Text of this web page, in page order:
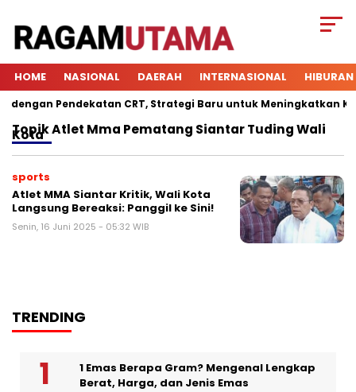
HOME NASIONAL DAERAH INTERNASIONAL HIBURAN
Pendekatan CRT, Strategi Baru untuk Meningkatkan
TopikAtlet Mma Pematang Siantar Tuding Wali
Kota
sports
Atlet MMA Siantar Kritik, Wali Kota
Langsung Bereaksi: Panggil ke Sini!
Senin, 16 Juni 2025 - 05:32 WIB
TRENDING
1 Emas Berapa Gram? Mengenal Lengkap
Berat, Harga, dan Jenis Emas